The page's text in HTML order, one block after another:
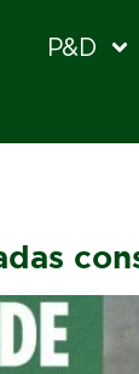
P&D